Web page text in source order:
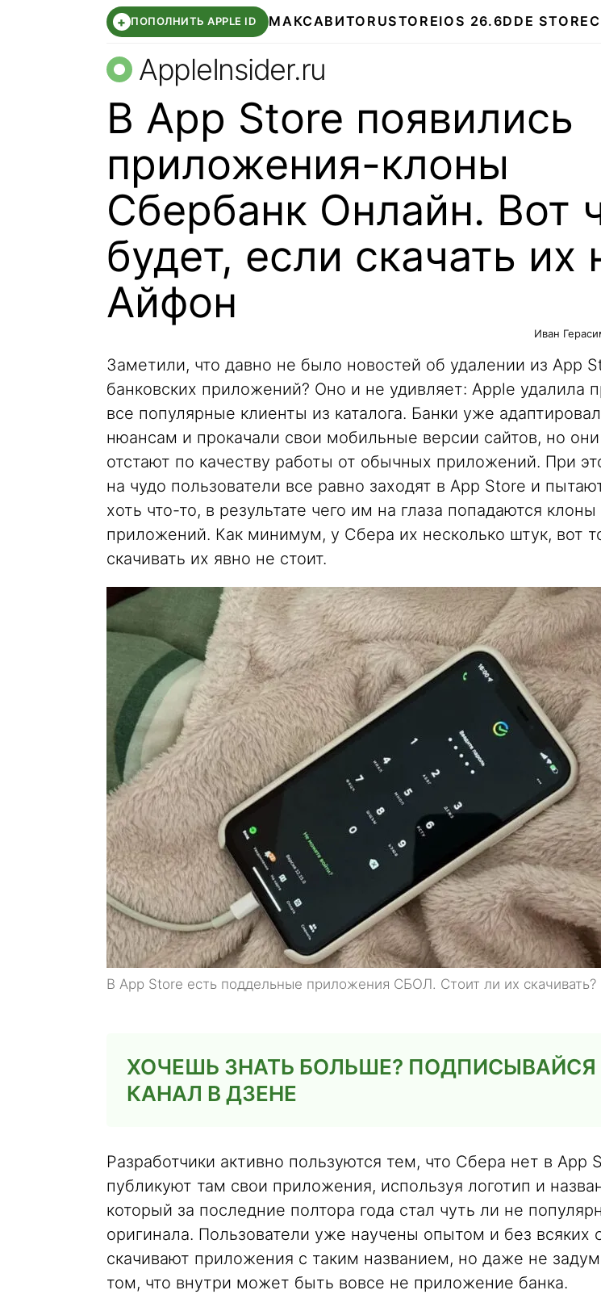
+ ПОПОЛНИТЬ APPLE ID МАКСАВИТО RUSTOREIOS 26.6DDE STORE
AppleInsider.ru
В App Store появились
приложения-клоны
Сбербанк Онлайн. Вот
будет, если скачать их
Айфон
Иван
Заметили, что давно не было новостей об удалении из App
банковских приложений? Оно и не удивляет: Apple удалила
все популярные клиенты из каталога. Банки уже
нюансам и прокачали свои мобильные версии сайтов, но
отстают по качеству работы от обычных приложений. При
на чудо пользователи все равно заходят в App Store и
хоть что-то, в результате чего им на глаза попадаются клоны
приложений. Как минимум, у Сбера их несколько штук, вот
скачивать их явно не стоит.
В App Store есть поддельные приложения СБОЛ. Стоит ли их скачивать?
ХОЧЕШЬ ЗНАТЬ БОЛЬШЕ?
КАНАЛ В ДЗЕНЕ
Разработчики активно пользуются тем, что Сбера нет в App
публикуют там свои приложения, используя логотип и
который за последние полтора года стал чуть ли не
оригинала. Пользователи уже научены опытом и без всяких
скачивают приложения с таким названием, но даже не
том, что внутри может быть вовсе не приложение банка.